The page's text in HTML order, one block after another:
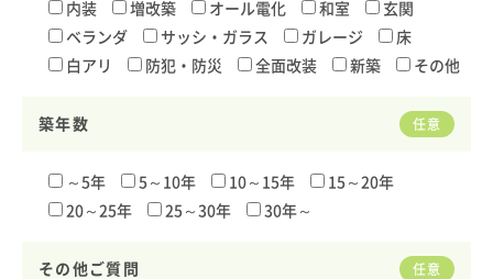
内装
増改築 オール電化 和室
玄関
ベランダ
サッシ・ガラス ガレージ
床
白アリ
防犯・防災 全面改装 新築 その他
築年数 任意
～5年 5～10年 10～15年
15～20年
20～25年
25～30年 30年～
その他ご質問 任意